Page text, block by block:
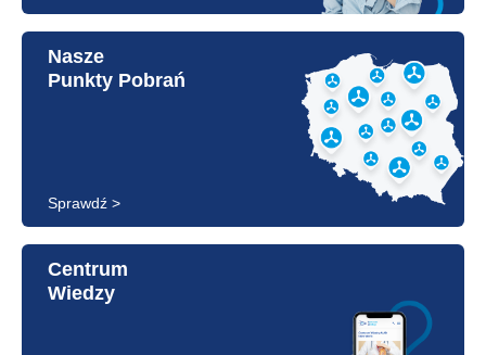
Nasze
Punkty Pobrań
Sprawdź >
Centrum
Wiedzy